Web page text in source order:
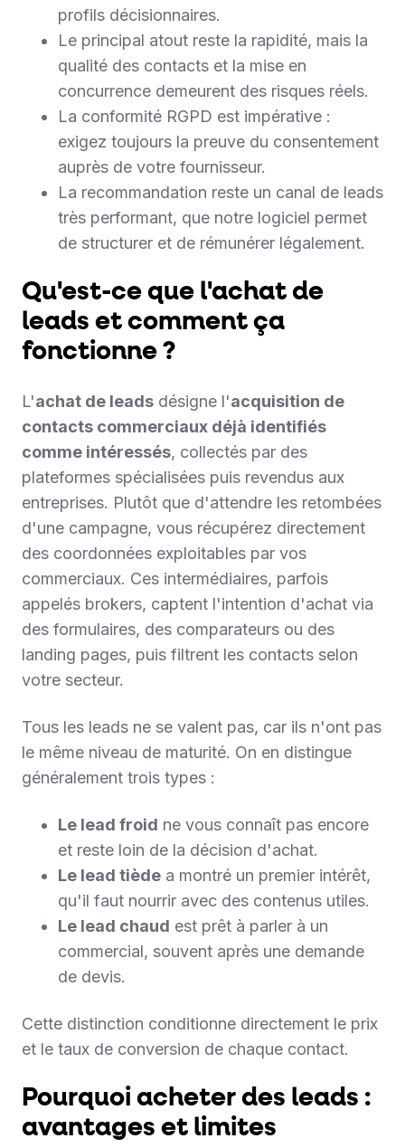
profils décisionnaires.
Le principal atout reste la rapidité, mais la
qualité des contacts et la mise en
concurrence demeurent des risques réels.
La conformité RGPD est impérative :
exigez toujours la preuve du consentement
auprès de votre fournisseur.
La recommandation reste un canal de leads
très performant, que notre logiciel permet
de structurer et de rémunérer légalement.
Qu'est-ce que l'achat de
leads et comment ça
fonctionne ?
L'achat de leads désigne l'acquisition de
contacts commerciaux déjà identifiés
comme intéressés, collectés par des
plateformes spécialisées puis revendus aux
entreprises. Plutôt que d'attendre les retombées
d'une campagne, vous récupérez directement
des coordonnées exploitables par vos
commerciaux. Ces intermédiaires, parfois
appelés brokers, captent l'intention d'achat via
des formulaires, des comparateurs ou des
landing pages, puis filtrent les contacts selon
votre secteur.
Tous les leads ne se valent pas, car ils n'ont pas
le même niveau de maturité. On en distingue
généralement trois types :
Le lead froid ne vous connaît pas encore
et reste loin de la décision d'achat.
Le lead tiède a montré un premier intérêt,
qu'il faut nourrir avec des contenus utiles.
Le lead chaud est prêt à parler à un
commercial, souvent après une demande
de devis.
Cette distinction conditionne directement le prix
et le taux de conversion de chaque contact.
Pourquoi acheter des leads :
avantages et limites